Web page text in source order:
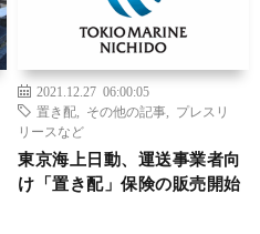
2021.12.27 06:00:05
置き配
その他の記事
プレスリ
リースなど
東京海上日動、運送事業者向
け「置き配」保険の販売開始